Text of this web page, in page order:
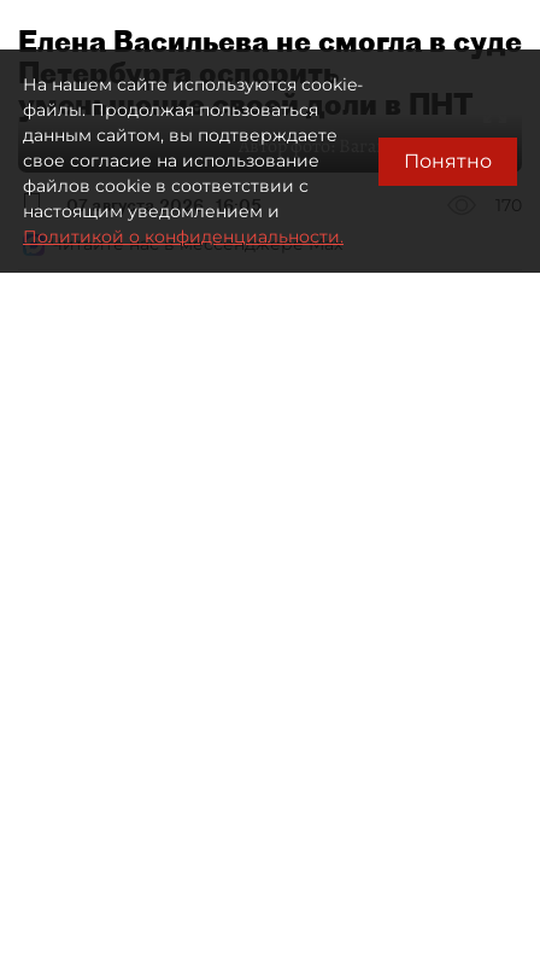
Елена Васильева не смогла в суде
Петербурга оспорить
уменьшение своей доли в ПНТ
Автор фото: Ваганов Антон / "ДП"
07 августа 2026 16:05
170
Читайте нас в мессенджере Max
На нашем сайте используются cookie-
файлы. Продолжая пользоваться
данным сайтом, вы подтверждаете
свое согласие на использование
файлов cookie в соответствии с
настоящим уведомлением и
Политикой о конфиденциальности.
Понятно